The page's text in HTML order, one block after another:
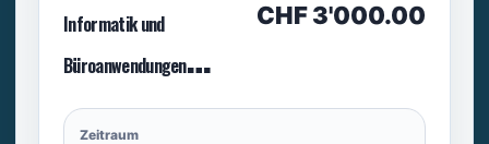
Informatik und
Büroanwendungen
(Privatkurs)
CHF 3'000.00
Zeitraum